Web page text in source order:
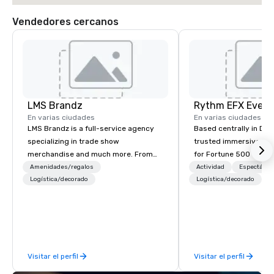
Vendedores cercanos
LMS Brandz
En varias ciudades
LMS Brandz is a full-service agency
specializing in trade show
merchandise and much more. From
booth giveaways and branded apparel
to executive gifting, displays,
years of industry experience and
commitment to exceptional customer
Amenidades/regalos
Logística/decorado
Visitar el perfil
En varias ciudades
Based centrally in
trusted immersive
for Fortune 500
2012. We deliver stunning premium AV
and in-house custom
back because we
effortless, making
Actividad
Logística/decorado
Visitar el perfil